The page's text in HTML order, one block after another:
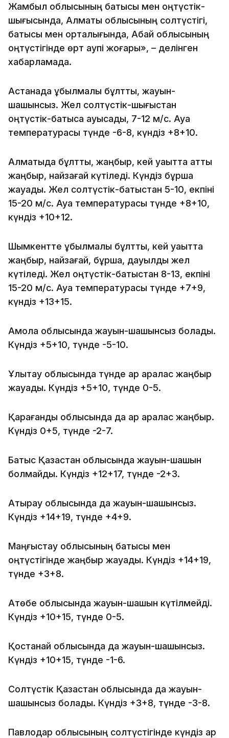
Жамбыл облысының батысы мен оңтүстік-
шығысында, Алматы облысының солтүстігі,
батысы мен орталығында, Абай облысының
оңтүстігінде өрт қаупі жоғары», – делінген
хабарламада.
Астанада құбылмалы бұлтты, жауын-
шашынсыз. Жел солтүстік-шығыстан
оңтүстік-батысқа ауысады, 7-12 м/с. Ауа
температурасы түнде -6-8, күндіз +8+10.
Алматыда бұлтты, жаңбыр, кей уақытта қатты
жаңбыр, найзағай күтіледі. Күндіз бұршақ
жауады. Жел солтүстік-батыстан 5-10, екпіні
15-20 м/с. Ауа температурасы түнде +8+10,
күндіз +10+12.
Шымкентте құбылмалы бұлтты, кей уақытта
жаңбыр, найзағай, бұршақ, дауылды жел
күтіледі. Жел оңтүстік-батыстан 8-13, екпіні
15-20 м/с. Ауа температурасы түнде +7+9,
күндіз +13+15.
Ақмола облысында жауын-шашынсыз болады.
Күндіз +5+10, түнде -5-10.
Ұлытау облысында түнде қар аралас жаңбыр
жауады. Күндіз +5+10, түнде 0-5.
Қарағанды облысында да қар аралас жаңбыр.
Күндіз 0+5, түнде -2-7.
Батыс Қазақстан облысында жауын-шашын
болмайды. Күндіз +12+17, түнде -2+3.
Атырау облысында да жауын-шашынсыз.
Күндіз +14+19, түнде +4+9.
Маңғыстау облысының батысы мен
оңтүстігінде жаңбыр жауады. Күндіз +14+19,
түнде +3+8.
Ақтөбе облысында жауын-шашын күтілмейді.
Күндіз +10+15, түнде 0-5.
Қостанай облысында да жауын-шашынсыз.
Күндіз +10+15, түнде -1-6.
Солтүстік Қазақстан облысында да жауын-
шашынсыз болады. Күндіз +3+8, түнде -3-8.
Павлодар облысының солтүстігінде күндіз қар